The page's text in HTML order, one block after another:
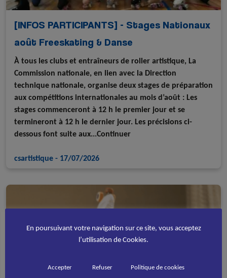
[INFOS PARTICIPANTS] - Stages Nationaux
août Freeskating & Danse
À tous les clubs et entraîneurs de roller artistique, La
Commission nationale, en lien avec la Direction
technique nationale, organise deux stages de préparation
aux compétitions internationales au mois d’août : Les
stages commenceront à 12 h le premier jour et se
termineront à 12 h le dernier jour. Les précisions ci-
dessous font suite aux...Continuer
csartistique - 17/07/2026
En poursuivant votre navigation sur ce site, vous acceptez
l’utilisation de Cookies.
Accepter Refuser Politique de cookies